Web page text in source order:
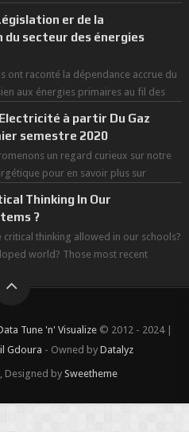
er de la
du secteur des énergies
ont raconté la dépendance accrue du
aux énergies primaires au fil des
à partir Du Gaz
semestre 2020
un regard curieux sur notre
pour en savoir plus sur
Thinking In Our
?
critical thinking allowed in our schools?
world? Those most recent
Tune 'n' Visualize© 2012 - 2024 |
Gdoura - Owned by Datalyz
, Designed by Sweetheme